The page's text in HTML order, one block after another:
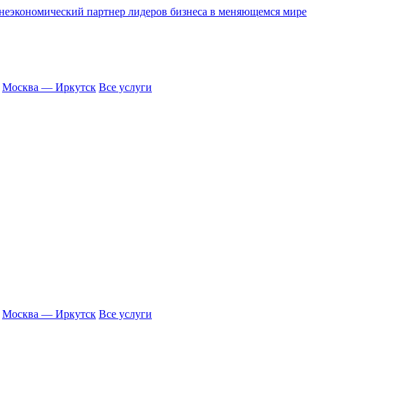
партнер лидеров бизнеса в меняющемся мире
Москва — Иркутск Все услуги
Москва — Иркутск Все услуги